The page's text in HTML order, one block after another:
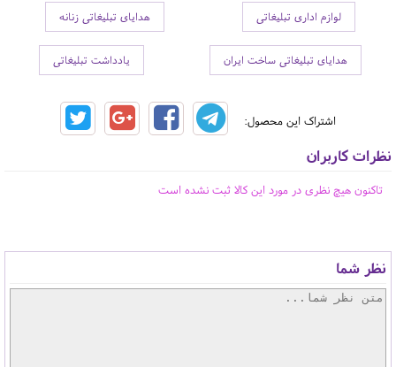
لوازم اداری تبلیغاتی هدایای تبلیغاتی زنانه
هدایای تبلیغاتی ساخت ایران یادداشت تبلیغاتی
اشتراک این محصول:
نظرات کاربران
تاکنون هیچ نظری در مورد این کالا ثبت نشده است
نظر شما